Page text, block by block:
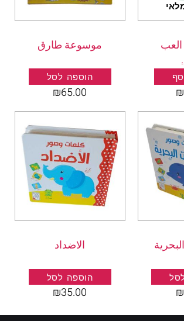
العب
₪
موسوعة طارق
הוספה לסל
₪65.00
₪
الاضداد
הוספה לסל
₪35.00